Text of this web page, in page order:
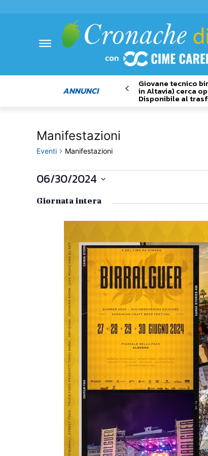
ANNUNCI
Giovane tecnico
in Altavia) cerca
Disponibile al
Manifestazioni
Eventi Manifestazioni
Eventi
for
Giugno
06/30/2024
la
Giornata intera